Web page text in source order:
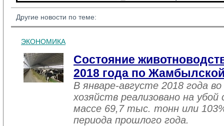
Другие новости по теме:
ЭКОНОМИКА
Состояние
2018 года по
В январе-августе 2018 года
хозяйств реализовано на
массе 69,7 тыс. тонн или
периода прошлого года.